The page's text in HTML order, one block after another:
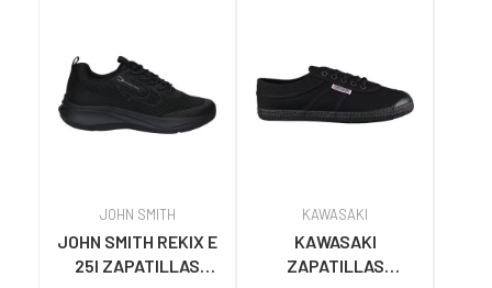
JOHN SMITH
JOHN SMITH REKIX E
25I ZAPATILLAS
KAWASAKI
KAWASAKI
ZAPATILLAS